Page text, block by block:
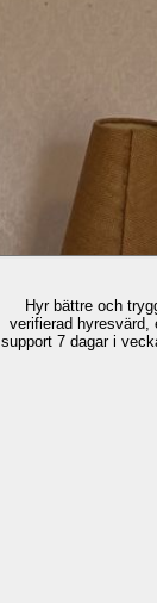
Hyr bättre och
verifierad hyresvärd,
support 7 dagar i